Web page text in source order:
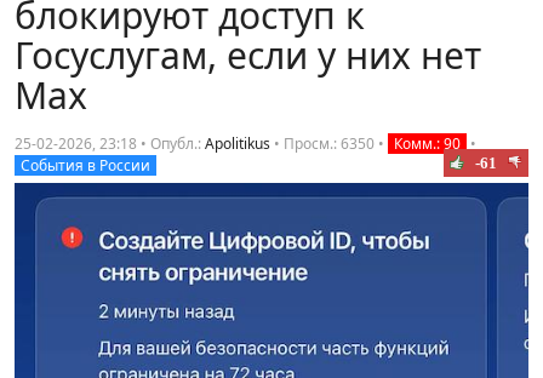
блокируют доступ к
Госуслугам, если у них нет
Max
25-02-2026, 23:18 • Опубл.:Apolitikus • Просм.: 6350 • Комм.: 90 •
События в России
-61